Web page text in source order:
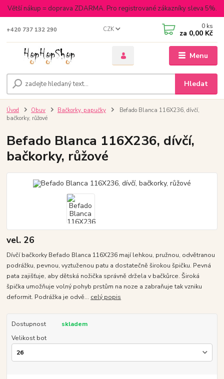
Větší nákup = doprava ZDARMA. Pro registrované zákazníky sleva 5%.
Menu
CZK
Hledat
+420 737 132 290 0 ks
za 0,00 Kč
Úvod Obuv Bačkorky, papučky
Befado Blanca 116X236, dívčí,
bačkorky, růžové
Befado Blanca 116X236, dívčí,
bačkorky, růžové
vel. 26
Dívčí bačkorky Befado Blanca 116X236 mají lehkou, pružnou, odvětranou
podrážku, pevnou, vyztuženou patu a dostatečně širokou špičku. Pevná
pata zajišťuje, aby dětská nožička správně držela v bačkůrce. Široká
špička umožňuje volný pohyb prstům na noze a zabraňuje tak vzniku
deformit. Podrážka je odvě... celý popis
Dostupnost
skladem
Velikost bot